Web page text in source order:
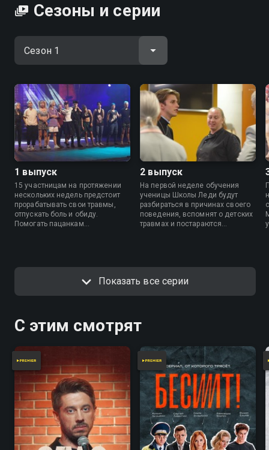
Сезоны и серии
1 выпуск
15 участницам на протяжении
нескольких недель предстоит
прорабатывать свои травмы,
отпускать боль и обиду.
Помогать пацанкам
путь преображения девушек
начнется с испытания на 7
2 выпуск
На первой неделе обучения
ученицы Школы Леди будут
разбираться в причинах своего
поведения, вспомнят о детских
травмах и постараются
Показать все серии
С этим смотрят